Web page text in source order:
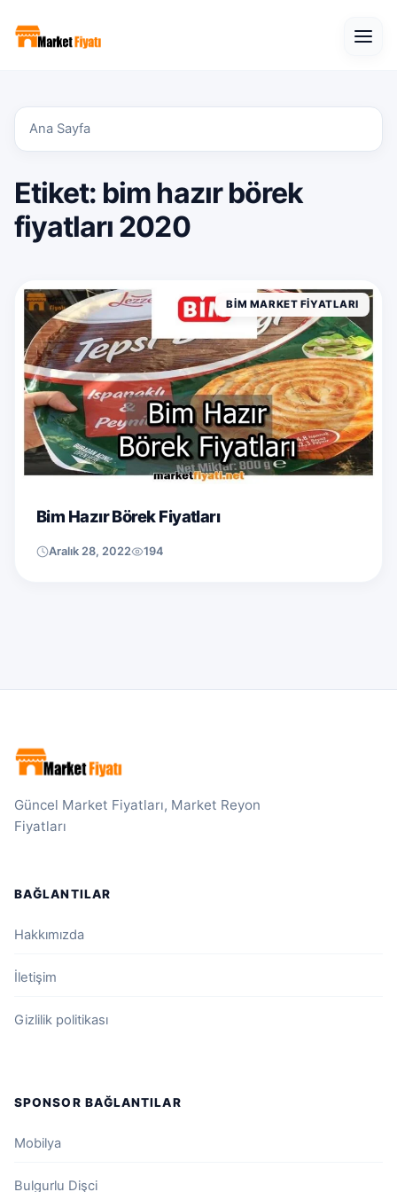
Ana Sayfa
Etiket: bim hazır börek
fiyatları 2020
BIM MARKET FIYATLARI
Bim Hazır Börek Fiyatları
Aralık 28, 2022 194
Güncel Market Fiyatları, Market Reyon
Fiyatları
BAĞLANTILAR
Hakkımızda
İletişim
Gizlilik politikası
SPONSOR BAĞLANTILAR
Mobilya
Bulgurlu Dişci